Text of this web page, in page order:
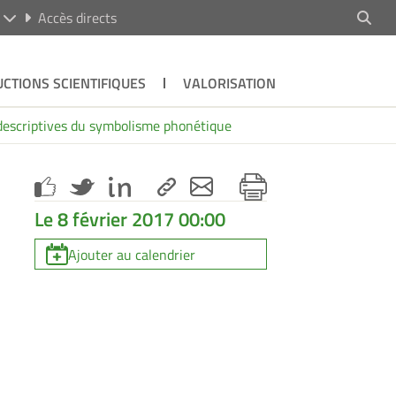
Accès directs
SCIENTIFIQUES
VALORISATION
du symbolisme phonétique
Le 8 février 2017 00:00
Ajouter au calendrier